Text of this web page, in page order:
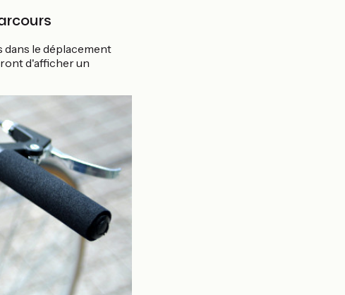
dans le déplacement
d'afficher un